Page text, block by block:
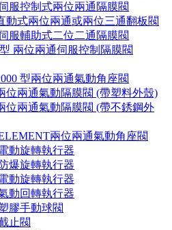
服控制式兩位兩通隔膜閥
動式兩位兩通或兩位三通翻板閥
服輔助式二位二通隔膜閥
兩位兩通伺服控制隔膜閥
型兩位兩通氣動角座閥
位兩通氣動隔膜閥 (帶塑料外殼)
位兩通氣動隔膜閥 (帶不銹鋼外
兩位兩通氣動角座閥
動旋轉執行器
爆旋轉執行器
動旋轉執行器
動回轉執行器
膠手動球閥
止閥